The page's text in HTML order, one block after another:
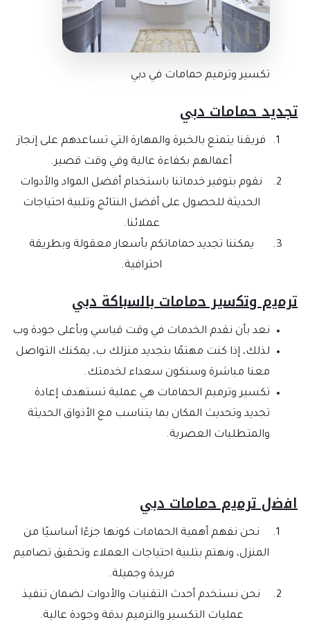
تكسير وترميم حمامات في دبي
تجديد حمامات دبي
فريقنا يتمتع بالخبرة والمهارة التي تساعدهم على إنجاز
أعمالهم بكفاءة عالية وفي وقت قصير.
نقوم بتوفير خدماتنا باستخدام أفضل المواد والأدوات
الحديثة للحصول على أفضل النتائج وتلبية احتياجات
عملائنا.
يمكننا تجديد حماماتكم بأسعار معقولة وبطريقة
احترافية.
ﺗﺮﻣﻳم وﺗﻛﺳﻳﺮ ﺣﻣﺎﻣﺎت ﺑﺎﻟﺳﺑﺎﻛﺔ دﺑﻲ
نعد بأن نقدم الخدمات في وقت قياسي وبأعلى جودة وب
لذلك، إذا كنت مهتمًا بتجديد منزلك ب، يمكنك التواصل
معنا مباشرة وسنكون سعداء لخدمتك.
تكسير وترميم الحمامات هي عملية تستهدف إعادة
تجديد وتحديث المكان بما يتناسب مع الأذواق الحديثة
والمتطلبات العصرية.
اﻓﺿل ﺗﺮﻣﻳم ﺣﻣﺎﻣﺎت دﺑﻲ
نحن نفهم أهمية الحمامات كونها جزءًا أساسيًا من
المنزل، ونهتم بتلبية احتياجات العملاء وتحقيق تصاميم
فريدة وجميلة.
نحن نستخدم أحدث التقنيات والأدوات لضمان تنفيذ
عمليات التكسير والترميم بدقة وجودة عالية.